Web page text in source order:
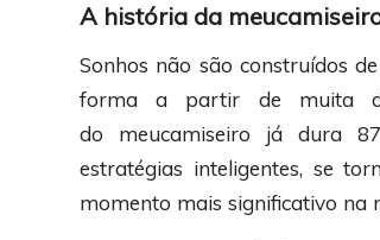
A história da
Sonhos não são construídos
forma a partir de muita
do meucamiseiro já dura
estratégias inteligentes, se
momento mais significativo na